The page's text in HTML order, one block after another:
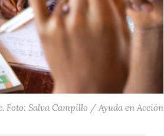
Foto: Salva Campillo / Ayuda en Acción